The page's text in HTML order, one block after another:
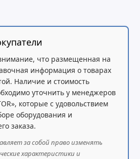
.
отличную
и удобство использования для
подходит для повседневных
и работы в
что размещенная на
информация о товарах
Наличие и стоимость
уточнить у менеджеров
которые с удовольствием
оборудования и
заказа.
за собой право изменять
характеристики и